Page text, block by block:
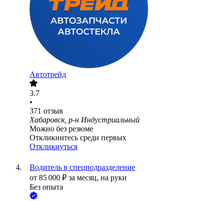
Автотрейд
3.7
•
371 отзыв
Хабаровск, р-н Индустриальный
Можно без резюме
Откликнитесь среди первых
Откликнуться
Водитель в спецподразделение
от 85 000 ₽ за месяц, на руки
Без опыта